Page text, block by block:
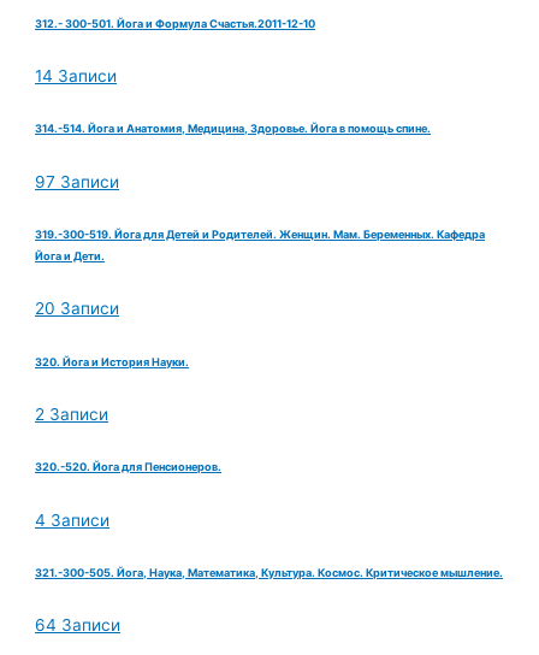
312.- 300-501. Йога и Формула Счастья.2011-12-10
14 Записи
314.-514. Йога и Анатомия, Медицина, Здоровье. Йога в помощь спине.
97 Записи
319.-300-519. Йога для Детей и Родителей. Женщин. Мам. Беременных. Кафедра
Йога и Дети.
20 Записи
320. Йога и История Науки.
2 Записи
320.-520. Йога для Пенсионеров.
4 Записи
321.-300-505. Йога, Наука, Математика, Культура. Космос. Критическое мышление.
64 Записи